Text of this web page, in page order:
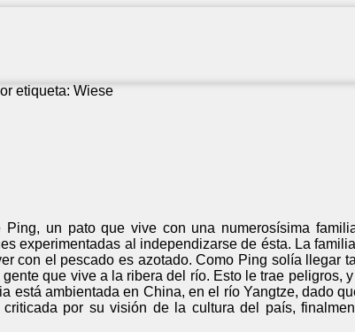
etiqueta: Wiese
un pato que vive con una numerosísima
experimentadas al independizarse de ésta. La
con el pescado es azotado. Como Ping solía llegar
que vive a la ribera del río. Esto le trae peligros,
está ambientada en China, en el río Yangtze, dado
por su visión de la cultura del país,